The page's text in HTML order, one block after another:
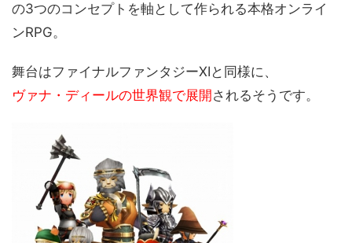
の3つのコンセプトを軸として作られる本格オンライ
ンRPG。
舞台はファイナルファンタジーXIと同様に、
ヴァナ・ディールの世界観で展開 されるそうです。